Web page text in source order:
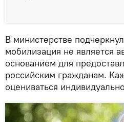
В министерстве
мобилизация не является
основанием для
российским гражданам.
оцениваться